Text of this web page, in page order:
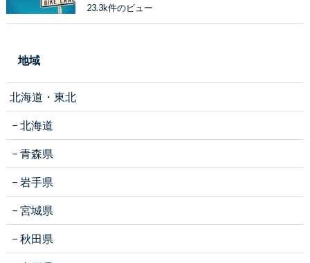
23.3k件のビュー
地域
北海道・東北
北海道
青森県
岩手県
宮城県
秋田県